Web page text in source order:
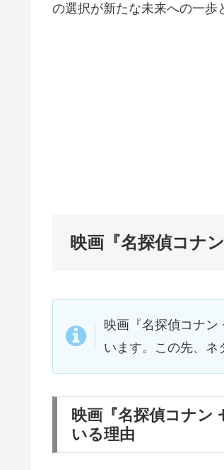
の選択が新たな未来への一歩
映画『名探偵コナ
映画『名探偵コナン
います。この先、ネ
映画『名探偵コナン
いる理由